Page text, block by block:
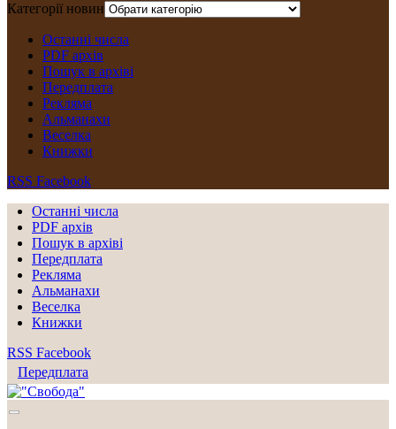
Категорії новин
Останні числа
PDF архів
Пошук в архіві
Передплата
Рекляма
Альманахи
Веселка
Книжки
RSS Facebook
Останні числа
PDF архів
Пошук в архіві
Передплата
Рекляма
Альманахи
Веселка
Книжки
RSS Facebook
Передплата